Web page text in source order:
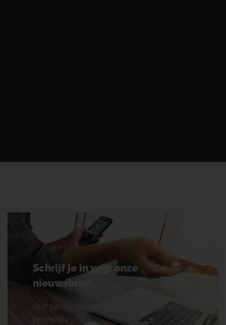
NIEUWSBRIEF
Schrijf je in voor onze
nieuwsbrief
Blijf op de hoogte van onze acties en
promoties.